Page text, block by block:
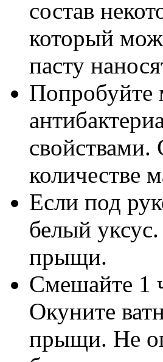
состав
который
пасту
Попробуйте
количестве
Если под
белый
прыщи.
Смешайте 1
Окуните
прыщи. Не